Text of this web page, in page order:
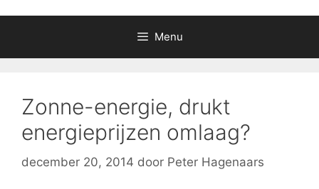
Menu
Zonne-energie, drukt
energieprijzen omlaag?
december 20, 2014 door Peter Hagenaars